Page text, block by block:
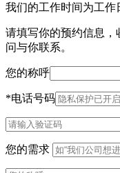
我们的工作时间为工作
请填写你的预约信息
问与你联系。
您的称呼
*电话号码
您的需求